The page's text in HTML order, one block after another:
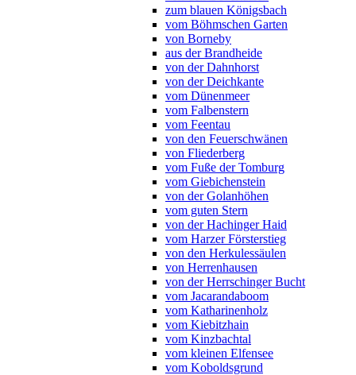
zum blauen Königsbach
vom Böhmschen Garten
von Borneby
aus der Brandheide
von der Dahnhorst
von der Deichkante
vom Dünenmeer
vom Falbenstern
vom Feentau
von den Feuerschwänen
von Fliederberg
vom Fuße der Tomburg
vom Giebichenstein
von der Golanhöhen
vom guten Stern
von der Hachinger Haid
vom Harzer Försterstieg
von den Herkulessäulen
von Herrenhausen
von der Herrschinger Bucht
vom Jacarandaboom
vom Katharinenholz
vom Kiebitzhain
vom Kinzbachtal
vom kleinen Elfensee
vom Koboldsgrund